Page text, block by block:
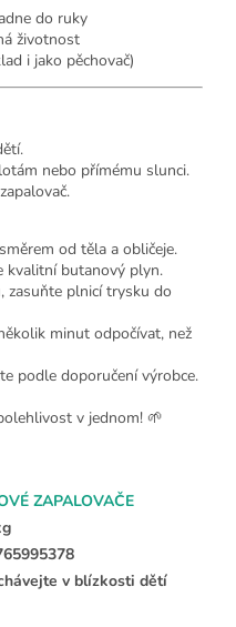
do ruky
životnost
i jako pěchovač)
nebo přímému slunci.
od těla a obličeje.
kvalitní butanový plyn.
zasuňte plnicí trysku do
minut odpočívat, než
podle doporučení výrobce.
v jednom! 🌱
ZAPALOVAČE
v blízkosti dětí